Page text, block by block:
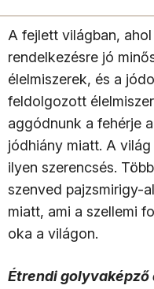
A fejlett világban,
rendelkezésre jó
élelmiszerek, és a
feldolgozott
aggódnunk a fehérje
jódhiány miatt. A
ilyen szerencsés.
szenved pajzsmirigy-
miatt, ami a szellemi
oka a világon.
Étrendi golyvaképző